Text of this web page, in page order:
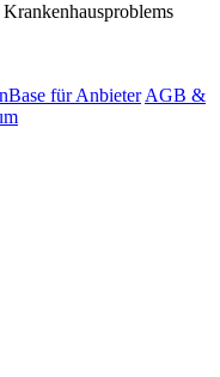
für Anbieter AGB &